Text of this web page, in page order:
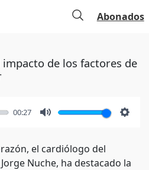
Abonados
de los factores de
00:27
el cardiólogo del
Nuche, ha destacado la